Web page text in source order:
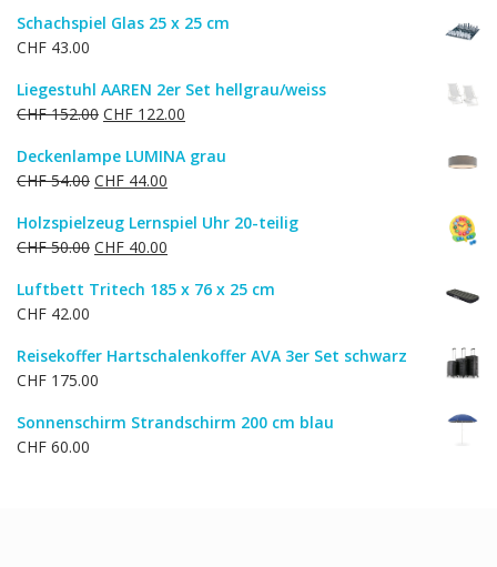
Schachspiel Glas 25 x 25 cm
CHF 43.00
Liegestuhl AAREN 2er Set hellgrau/weiss
CHF152.00 Ursprünglicher
war:
CHF 152.00
CHF 122.00
ist:
Deckenlampe LUMINA grau
CHF54.00 Ursprünglicher
war:
CHF 54.00
CHF 44.00
ist:
CHF 44.00.
Holzspielzeug Lernspiel Uhr 20-teilig
CHF50.00 Ursprünglicher
war:
CHF 40.00
ist:
Luftbett Tritech 185 x 76 x 25 cm
CHF 42.00
Reisekoffer Hartschalenkoffer AVA 3er Set schwarz
CHF 175.00
Sonnenschirm Strandschirm 200 cm blau
CHF 60.00